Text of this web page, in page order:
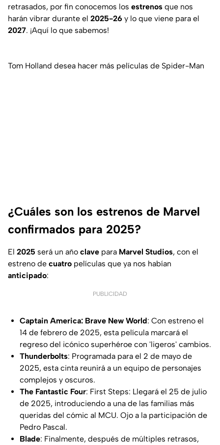
retrasados, por fin conocemos los estrenos que nos
harán vibrar durante el 2025-26 y lo que viene para el
2027. ¡Aquí lo que sabemos!
Tom Holland desea hacer más películas de Spider-Man
¿Cuáles son los estrenos de Marvel
confirmados para 2025?
El 2025 será un año clave para Marvel Studios, con el
estreno de cuatro películas que ya nos habían
anticipado:
PUBLICIDAD
Captain America: Brave New World: Con estreno el
14 de febrero de 2025, esta película marcará el
regreso del icónico superhéroe con 'ligeros' cambios.
Thunderbolts: Programada para el 2 de mayo de
2025, esta cinta reunirá a un equipo de personajes
complejos y oscuros.
The Fantastic Four: First Steps: Llegará el 25 de julio
de 2025, introduciendo a una de las familias más
queridas del cómic al MCU. Ojo a la participación de
Pedro Pascal.
Blade: Finalmente, después de múltiples retrasos,